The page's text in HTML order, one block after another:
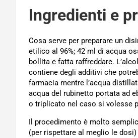
Ingredienti e
Cosa serve per preparare un
etilico al 96%; 42 ml di acqua
bollita e fatta raffreddare.
contiene degli additivi che
farmacia mentre l’acqua
acqua del rubinetto portata ad
o triplicato nel caso si volesse
Il procedimento è molto
(per rispettare al meglio le